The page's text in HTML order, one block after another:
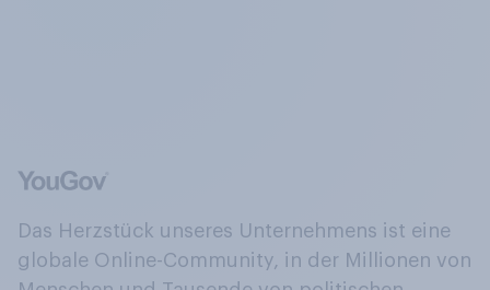
Das Herzstück unseres Unternehmens ist eine
globale Online-Community, in der Millionen von